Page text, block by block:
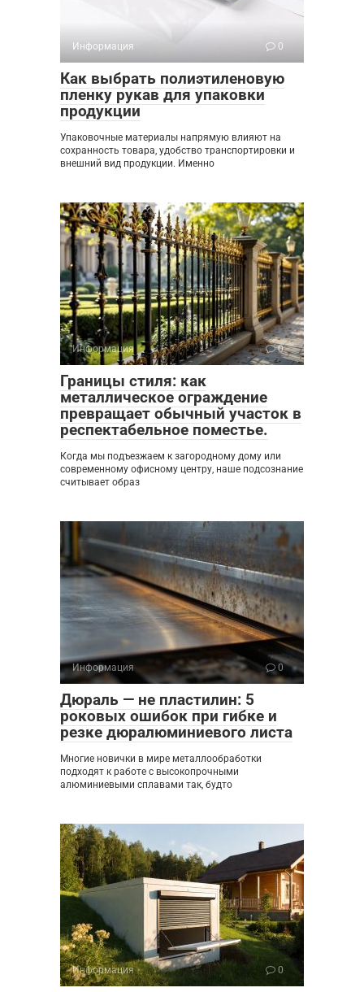
Информация 0
Как выбрать полиэтиленовую
пленку рукав для упаковки
продукции
Упаковочные материалы напрямую влияют на
сохранность товара, удобство транспортировки и
внешний вид продукции. Именно
Информация 0
Границы стиля: как
металлическое ограждение
превращает обычный участок в
респектабельное поместье.
Когда мы подъезжаем к загородному дому или
современному офисному центру, наше подсознание
считывает образ
Информация 0
Дюраль — не пластилин: 5
роковых ошибок при гибке и
резке дюралюминиевого листа
Многие новички в мире металлообработки
подходят к работе с высокопрочными
алюминиевыми сплавами так, будто
Информация 0